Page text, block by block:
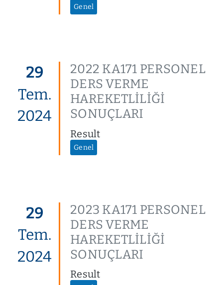
Genel
29
Tem.
2024
2022 KA171 PERSONEL
DERS VERME
HAREKETLİLİĞİ
SONUÇLARI
Result
Genel
29
Tem.
2024
2023 KA171 PERSONEL
DERS VERME
HAREKETLİLİĞİ
SONUÇLARI
Result